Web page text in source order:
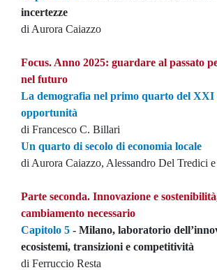
incertezze
di Aurora Caiazzo
Focus. Anno 2025: guardare al passato
nel futuro
La demografia nel primo quarto del XXI
opportunità
di Francesco C. Billari
Un quarto di secolo di economia locale
di Aurora Caiazzo, Alessandro Del Tredici
Parte seconda. Innovazione e
cambiamento necessario
Capitolo 5 - Milano, laboratorio
ecosistemi, transizioni e competitività
di Ferruccio Resta